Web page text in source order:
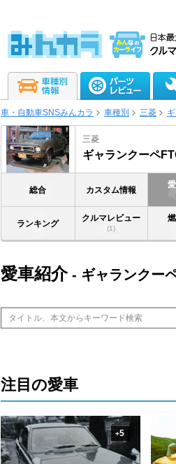
車・自動車SNSみんカラ 車種別 三菱
三菱
ギャランクーペ
総合 カスタム情報
ランキング
クルマレビュー
(1)
愛車紹介- ギャランクー
注目の愛車
+5